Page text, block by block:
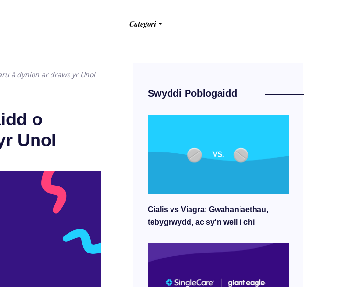
Categori
â dynion ar draws yr Unol
o
Unol
Swyddi Poblogaidd
Cialis vs Viagra: Gwahaniaethau,
tebygrwydd, ac sy'n well i chi